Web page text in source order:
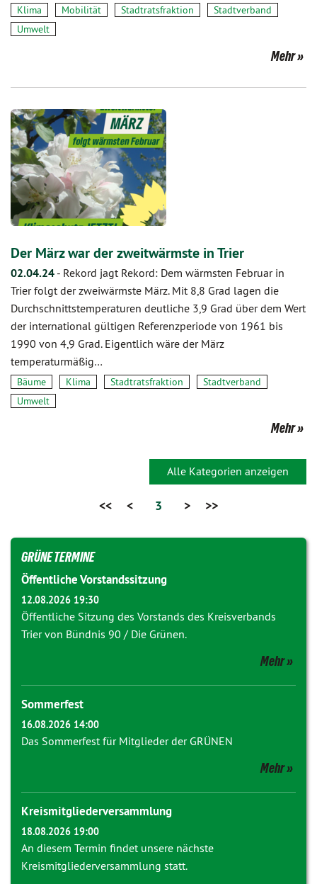
Klima Mobilität Stadtratsfraktion
Stadtverband
Umwelt
Mehr
Der März war der zweitwärmste in Trier
02.04.24 - Rekord jagt Rekord: Dem wärmsten Februar in
Trier folgt der zweiwärmste März. Mit 8,8 Grad lagen die
Durchschnittstemperaturen deutliche 3,9 Grad über dem Wert
der international gültigen Referenzperiode von 1961 bis
1990 von 4,9 Grad. Eigentlich wäre der März
temperaturmäßig…
Bäume Klima Stadtratsfraktion
Stadtverband
Umwelt
Mehr
Alle Kategorien anzeigen
<< < 3 > >>
GRÜNE TERMINE
Öffentliche Vorstandssitzung
12.08.2026 19:30
Öffentliche Sitzung des Vorstands des Kreisverbands
Trier von Bündnis 90 / Die Grünen.
Mehr
Sommerfest
16.08.2026 14:00
Das Sommerfest für Mitglieder der GRÜNEN
Mehr
Kreismitgliederversammlung
18.08.2026 19:00
An diesem Termin findet unsere nächste
Kreismitgliederversammlung statt.